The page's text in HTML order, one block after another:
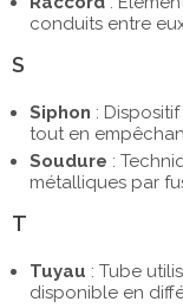
conduits entre
S
Siphon :
tout en
Soudure :
métalliques par
T
Tuyau : Tube
disponible en